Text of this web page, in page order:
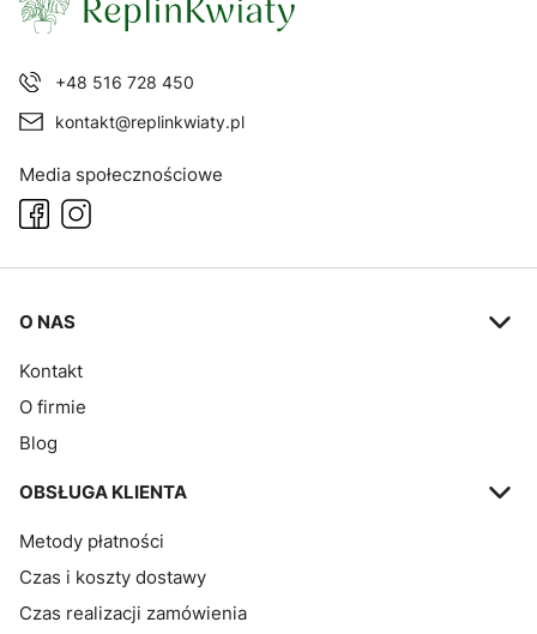
+48 516 728 450
kontakt@replinkwiaty.pl
Media społecznościowe
Linki w stopce
O NAS
Kontakt
O firmie
Blog
OBSŁUGA KLIENTA
Metody płatności
Czas i koszty dostawy
Czas realizacji zamówienia